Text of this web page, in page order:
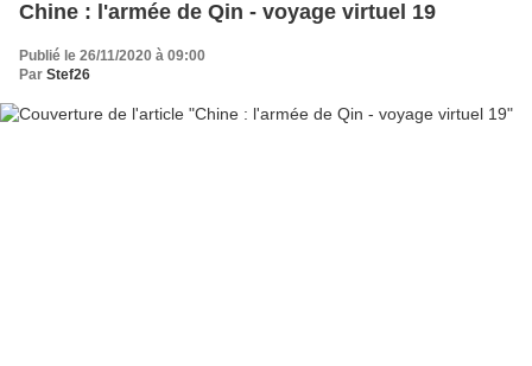
Chine : l'armée de Qin - voyage virtuel 19
Publié le 26/11/2020 à 09:00
Par Stef26